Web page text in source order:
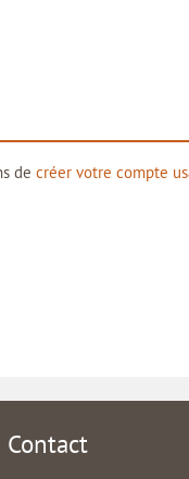
decréer votre compte
Contact